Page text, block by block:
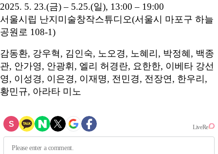
2025. 5. 23.(금) – 5.25.(일), 13:00 – 19:00
서울시립 난지미술창작스튜디오(서울시 마포구 하늘
공원로 108-1)
감동환, 강우혁, 김인숙, 노오경, 노혜리, 박정혜, 백종
관, 안가영, 안광휘, 엘리 허경란, 요한한, 이베타 강선
영, 이성경, 이은경, 이재명, 전민경, 전장연, 한우리,
황민규, 아라타 미노